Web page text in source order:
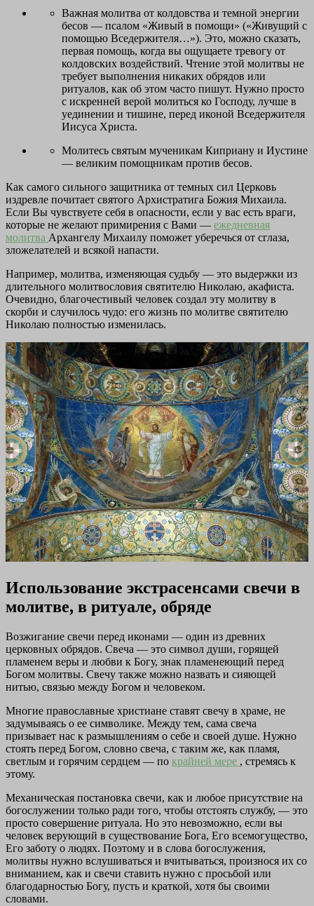
Важная молитва от колдовства и темной энергии
бесов — псалом «Живый в помощи» («Живущий с
помощью Вседержителя…»). Это, можно сказать,
первая помощь, когда вы ощущаете тревогу от
колдовских воздействий. Чтение этой молитвы не
требует выполнения никаких обрядов или
ритуалов, как об этом часто пишут. Нужно просто
с искренней верой молиться ко Господу, лучше в
уединении и тишине, перед иконой Вседержителя
Иисуса Христа.
Молитесь святым мученикам Киприану и Иустине
— великим помощникам против бесов.
Как самого сильного защитника от темных сил Церковь
издревле почитает святого Архистратига Божия Михаила.
Если Вы чувствуете себя в опасности, если у вас есть враги,
которые не желают примирения с Вами — ежедневная
молитва Архангелу Михаилу поможет уберечься от сглаза,
зложелателей и всякой напасти.
Например, молитва, изменяющая судьбу — это выдержки из
длительного молитвословия святителю Николаю, акафиста.
Очевидно, благочестивый человек создал эту молитву в
скорби и случилось чудо: его жизнь по молитве святителю
Николаю полностью изменилась.
Использование экстрасенсами свечи в
молитве, в ритуале, обряде
Возжигание свечи перед иконами — один из древних
церковных обрядов. Свеча — это символ души, горящей
пламенем веры и любви к Богу, знак пламенеющий перед
Богом молитвы. Свечу также можно назвать и сияющей
нитью, связью между Богом и человеком.
Многие православные христиане ставят свечу в храме, не
задумываясь о ее символике. Между тем, сама свеча
призывает нас к размышлениям о себе и своей душе. Нужно
стоять перед Богом, словно свеча, с таким же, как пламя,
светлым и горячим сердцем — по крайней мере , стремясь к
этому.
Механическая постановка свечи, как и любое присутствие на
богослужении только ради того, чтобы отстоять службу, — это
просто совершение ритуала. Но это невозможно, если вы
человек верующий в существование Бога, Его всемогущество,
Его заботу о людях. Поэтому и в слова богослужения,
молитвы нужно вслушиваться и вчитываться, произнося их со
вниманием, как и свечи ставить нужно с просьбой или
благодарностью Богу, пусть и краткой, хотя бы своими
словами.